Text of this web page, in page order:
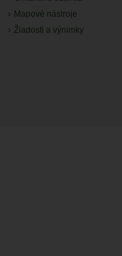
Mapové nástroje
Žiadosti a výnimky